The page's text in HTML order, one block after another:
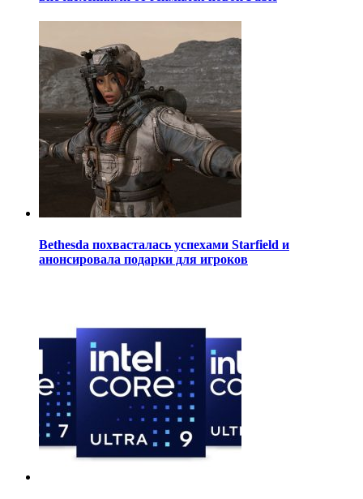
Bethesda похвасталась успехами Starfield и
анонсировала подарки для игроков